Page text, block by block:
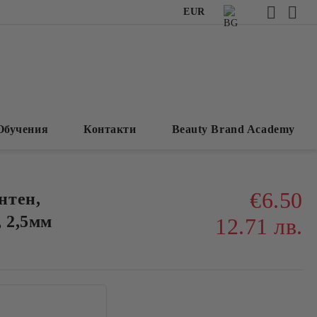
EUR
Контакти Beauty Brand Academy
2,5мм
€6.50
12.71 лв.